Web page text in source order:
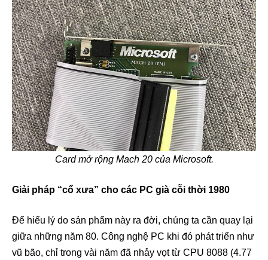
Card mở rộng Mach 20 của Microsoft.
Giải pháp “cổ xưa” cho các PC già cỗi thời 1980
Để hiểu lý do sản phẩm này ra đời, chúng ta cần quay lại
giữa những năm 80. Công nghệ PC khi đó phát triển như
vũ bão, chỉ trong vài năm đã nhảy vọt từ CPU 8088 (4.77